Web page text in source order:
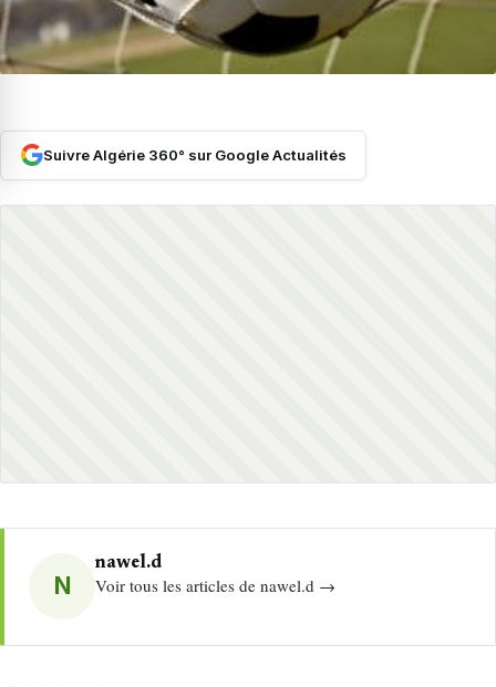
Suivre Algérie 360° sur Google Actualités
N
nawel.d
Voir tous les articles de nawel.d →